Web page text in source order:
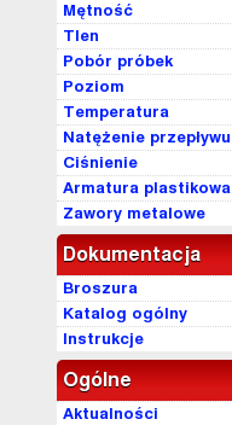
Mętność
Tlen
Pobór próbek
Poziom
Temperatura
Natężenie przepływu
Ciśnienie
Armatura plastikowa
Zawory metalowe
Dokumentacja
Broszura
Katalog ogólny
Instrukcje
Ogólne
Aktualności